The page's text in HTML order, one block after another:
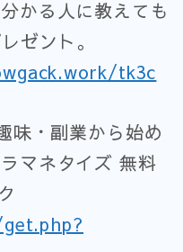
かる人に教えても
ゼント。
tk3c
味・副業から始め
マネタイズ 無料